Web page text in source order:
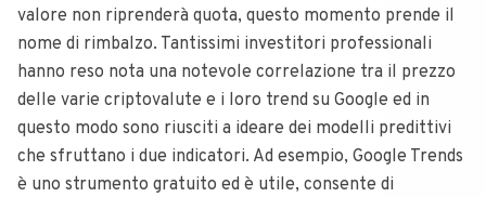
valore non riprenderà quota, questo momento prende il
nome di rimbalzo. Tantissimi investitori professionali
hanno reso nota una notevole correlazione tra il prezzo
delle varie criptovalute e i loro trend su Google ed in
questo modo sono riusciti a ideare dei modelli predittivi
che sfruttano i due indicatori. Ad esempio, Google Trends
è uno strumento gratuito ed è utile, consente di